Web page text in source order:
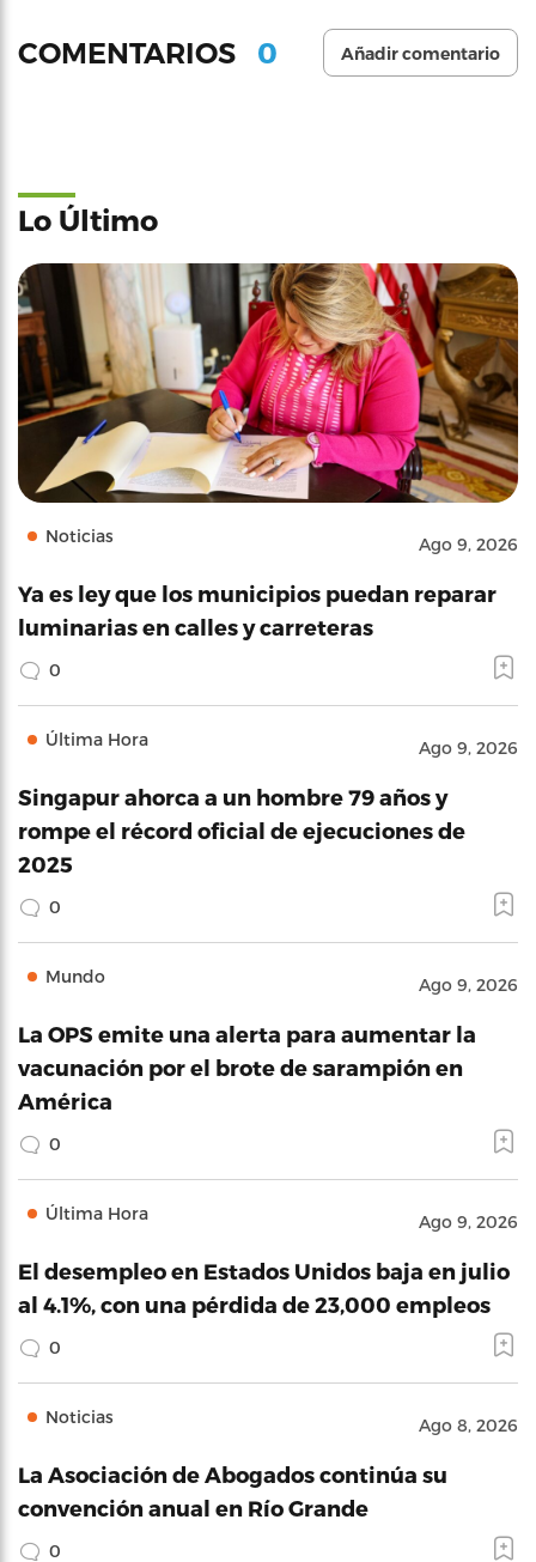
COMENTARIOS 0 Añadir comentario
Lo Último
Noticias Ago 9, 2026
Ya es ley que los municipios puedan reparar
luminarias en calles y carreteras
0
Última Hora Ago 9, 2026
Singapur ahorca a un hombre 79 años y
rompe el récord oficial de ejecuciones de
2025
0
Mundo Ago 9, 2026
La OPS emite una alerta para aumentar la
vacunación por el brote de sarampión en
América
0
Última Hora Ago 9, 2026
El desempleo en Estados Unidos baja en julio
al 4.1%, con una pérdida de 23,000 empleos
0
Noticias Ago 8, 2026
La Asociación de Abogados continúa su
convención anual en Río Grande
0